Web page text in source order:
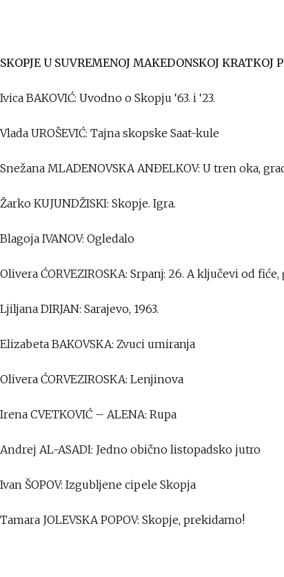
SKOPJE U SUVREMENOJ MAKEDONSKOJ KRATKOJ
Ivica BAKOVIĆ: Uvodno o Skopju ‘63. i ‘23.
Vlada UROŠEVIĆ: Tajna skopske Saat-kule
Snežana MLADENOVSKA ANĐELKOV: U tren oka,
Žarko KUJUNDŽISKI: Skopje. Igra.
Blagoja IVANOV: Ogledalo
Olivera ĆORVEZIROSKA: Srpanj: 26. A ključevi od fiće,
Ljiljana DIRJAN: Sarajevo, 1963.
Elizabeta BAKOVSKA: Zvuci umiranja
Olivera ĆORVEZIROSKA: Lenjinova
Irena CVETKOVIĆ – ALENA: Rupa
Andrej AL-ASADI: Jedno obično listopadsko jutro
Ivan ŠOPOV: Izgubljene cipele Skopja
Tamara JOLEVSKA POPOV: Skopje, prekidamo!